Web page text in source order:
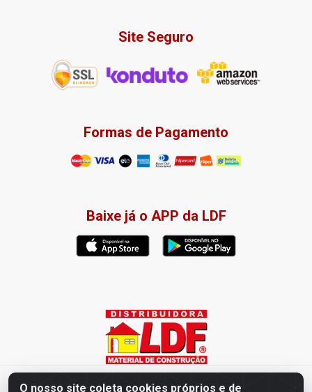
O nosso site coleta cookies próprios e de
Site Seguro
Formas de Pagamento
Baixe já o APP da LDF
Distribuidora LDF - Av. Presidente Tancredo Neves, 203 – Bairro